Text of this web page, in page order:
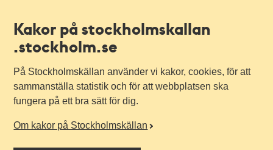
Kakor på stockholmskallan
.stockholm.se
På Stockholmskällan använder vi kakor, cookies, för att
sammanställa statistik och för att webbplatsen ska
fungera på ett bra sätt för dig.
Om kakor på Stockholmskällan